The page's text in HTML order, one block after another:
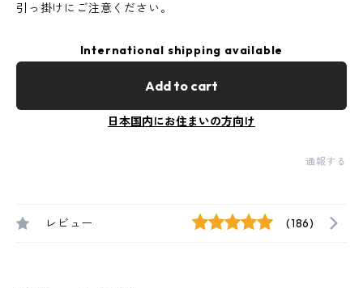
引っ掛けにご注意ください。
International shipping available
Add to cart
日本国内にお住まいの方向け
通報する
レビュー (186)